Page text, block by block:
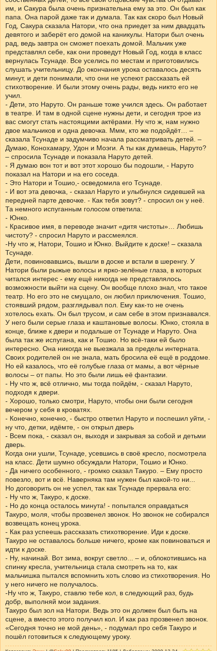
им, и Сакура была очень признательна ему за это. Он был как
папа. Она парой даже так и думала. Так как скоро был Новый
Год, Сакура сказала Натори, что она приедет за ним двадцать
девятого и заберёт его домой на каникулы. Натори был очень
рад, ведь завтра он сможет поехать домой. Мальчик уже
представлял себе, как они проведут Новый Год, когда в класс
вернулась Тсунаде. Все уселись по местам и приготовились
слушать учительницу. До окончания урока оставалось десять
минут, и дети понимали, что они не успеют рассказать ей
стихотворение. И были этому очень рады, ведь никто его не
учил.
- Дети, это Наруто. Он раньше тоже учился здесь. Он работает
в театре. И там в одной сцене нужны дети, и сегодня трое из
вас смогут стать настоящими актёрами. Ну что ж, нам нужно
двое мальчиков и одна девочка. Ммм, кто же подойдёт… –
сказала Тсунаде и задумчиво начала рассматривать детей. –
Думаю, Конохамару, Удон и Моэги. А ты как думаешь, Наруто?
– спросила Тсунаде и показала Наруто детей.
- Я думаю вон тот и вот этот хорошо бы подошли, - Наруто
показал на Натори и на его соседа.
- Это Натори и Тошио,- осведомила его Тсунаде.
- И вот эта девочка, - сказал Наруто и улыбнулся сидевшей на
передней парте девочке. - Как тебя зовут? - спросил он у неё.
Та немного испуганным голосом ответила:
- Юнко.
- Красивое имя, в переводе значит «дитя чистоты»… Любишь
чистоту? - спросил Наруто и рассмеялся.
-Ну что ж, Натори, Тошио и Юнко. Выйдите к доске! – сказала
Тсунаде.
Дети, повиновавшись, вышли в доске и встали в шеренгу. У
Натори были рыжые волосы и ярко-зелёные глаза, в которых
читался интерес - ему ещё никогда не представлялось
возможности выйти на сцену. Он вообще плохо знал, что такое
театр. Но его это не смущало, он любил приключения. Тошио,
стоявший рядом, разглядывал пол. Ему как-то не очень
хотелось ехать. Он был трусом, и сам себе в этом признавался.
У него были серые глаза и каштановые волосы. Юнко, стояла в
конце, ближе к двери и подальше от Тсунаде и Наруто. Она
была так же испугана, как и Тошио. Но всё-таки ей было
интересно. Она никогда не выезжала за пределы интерната.
Своих родителей он не знала, мать бросила её ещё в роддоме.
Но ей казалось, что её голубые глаза от мамы, а вот чёрные
волосы – от папы. Но это были лишь её фантазии.
- Ну что ж, всё отлично, мы тогда пойдём, - сказал Наруто,
подходя к двери.
- Хорошо, только смотри, Наруто, чтобы они были сегодня
вечером у себя в кроватях.
- Конечно, конечно, - быстро ответил Наруто и поспешил уйти, -
ну что, детки, идёмте, - он открыл дверь
- Всем пока, - сказал он, выходя и закрывая за собой и детьми
дверь.
Когда они ушли, Тсунаде, усевшись в своё кресло, посмотрела
на класс. Дети шумно обсуждали Натори, Тошио и Юнко.
- Да ничего особенного, - громко сказал Такуро. – Ему просто
повезло, вот и всё. Наверняка там нужен был какой-то ни...
Но договорить он не успел, так как Тсунаде прервала его:
- Ну что ж, Такуро, к доске.
- Но до конца осталось минута! - попытался оправдаться
Такуро, моля, чтобы прозвенел звонок. Но звонок не собирался
возвещать конец урока.
- Как раз успеешь рассказать стихотворение. Иди к доске.
Такуро не оставалось больше ничего, кроме как повиноваться и
идти к доске.
- Ну, начинай. Вот зима, вокруг светло... – и, облокотившись на
спинку кресла, учительница стала смотреть на то, как
мальчишка пытался вспомнить хоть слово из стихотворения. Но
у него ничего не получалось.
-Ну что ж, Такуро, ставлю тебе кол, в следующий раз, будь
добр, выполняй мои задания.
Такуро был зол на Натори. Ведь это он должен был быть на
сцене, а вместо этого получил кол. И как раз прозвенел звонок.
«Сегодня точно не мой день», - подумал про себя Такуро и
пошёл готовиться к следующему уроку.